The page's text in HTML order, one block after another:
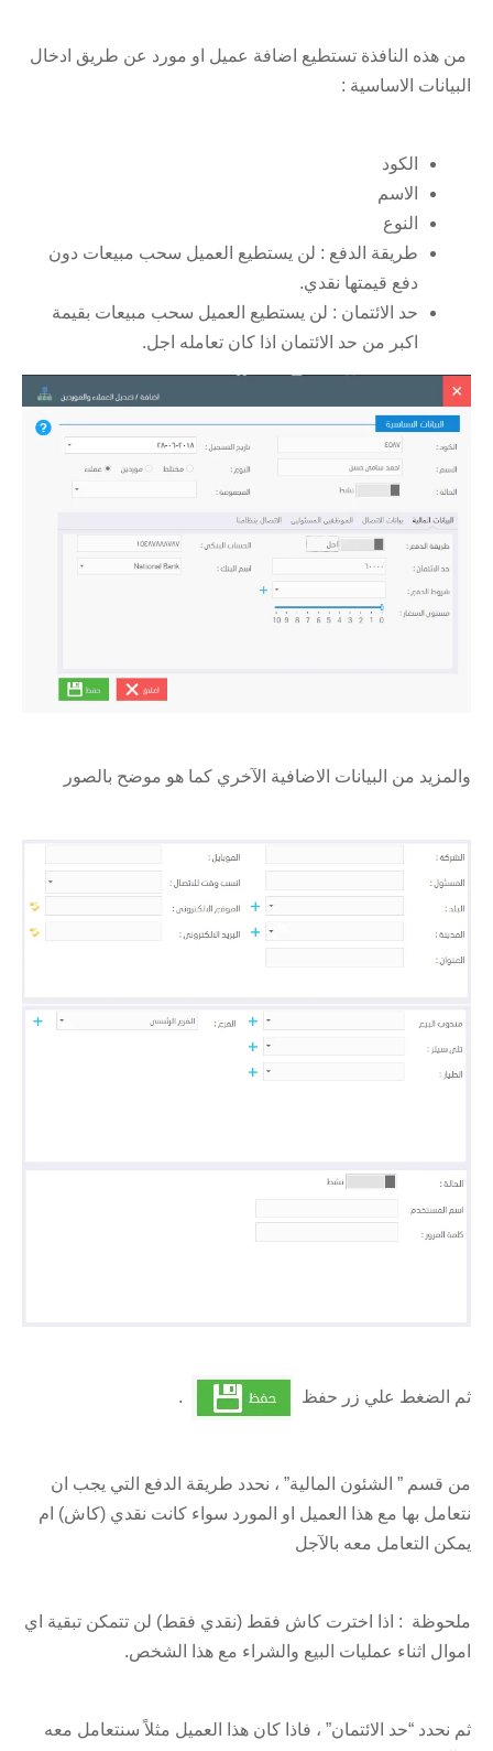
من هذه النافذة تستطيع اضافة عميل او مورد عن طريق ادخال
البيانات الاساسية :
الكود
الاسم
النوع
طريقة الدفع : لن يستطيع العميل سحب مبيعات دون
دفع قيمتها نقدي.
حد الائتمان : لن يستطيع العميل سحب مبيعات بقيمة
اكبر من حد الائتمان اذا كان تعامله اجل.
والمزيد من البيانات الاضافية الآخري كما هو موضح بالصور
ثم الضغط علي زر حفظ .
من قسم ” الشئون المالية” ، نحدد طريقة الدفع التي يجب ان
نتعامل بها مع هذا العميل او المورد سواء كانت نقدي (كاش) ام
يمكن التعامل معه بالآجل
ملحوظة : اذا اخترت كاش فقط (نقدي فقط) لن تتمكن تبقية اي
اموال اثناء عمليات البيع والشراء مع هذا الشخص.
ثم نحدد “حد الائتمان” ، فاذا كان هذا العميل مثلاً سنتعامل معه